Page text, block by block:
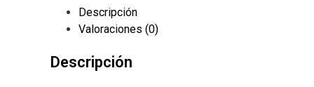
Descripción
Valoraciones (0)
Descripción